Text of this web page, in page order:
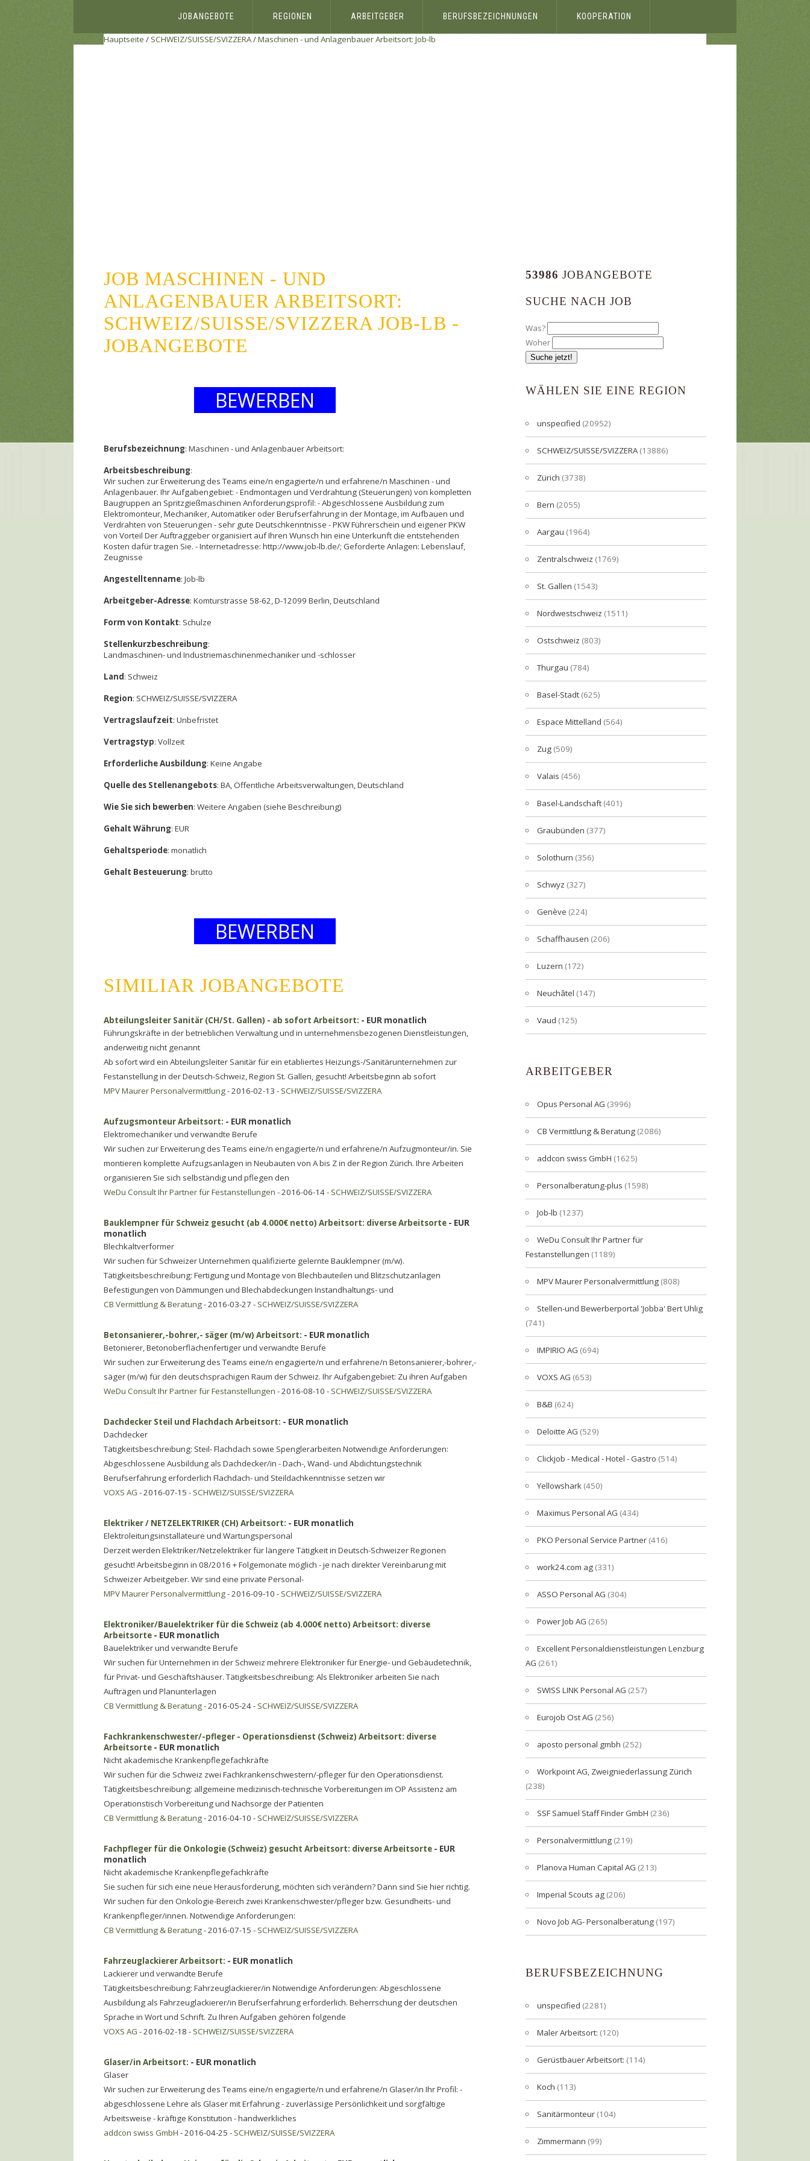
JOBANGEBOTE REGIONEN ARBEITGEBER BERUFSBEZEICHNUNGEN KOOPERATION
Hauptseite / SCHWEIZ/SUISSE/SVIZZERA/Maschinen - und Anlagenbauer Arbeitsort: Job-lb
JOB MASCHINEN - UND
ANLAGENBAUER ARBEITSORT:
SCHWEIZ/SUISSE/SVIZZERA JOB-LB -
JOBANGEBOTE
BEWERBEN
Berufsbezeichnung: Maschinen - und Anlagenbauer Arbeitsort:
Arbeitsbeschreibung:
Wir suchen zur Erweiterung des Teams eine/n engagierte/n und erfahrene/n Maschinen - und
Anlagenbauer. Ihr Aufgabengebiet: - Endmontagen und Verdrahtung (Steuerungen) von kompletten
Baugruppen an Spritzgießmaschinen Anforderungsprofil: - Abgeschlossene Ausbildung zum
Elektromonteur, Mechaniker, Automatiker oder Berufserfahrung in der Montage, im Aufbauen und
Verdrahten von Steuerungen - sehr gute Deutschkenntnisse - PKW Führerschein und eigener PKW
von Vorteil Der Auftraggeber organisiert auf Ihren Wunsch hin eine Unterkunft die entstehenden
Kosten dafür tragen Sie. - Internetadresse: http://www.job-lb.de/; Geforderte Anlagen: Lebenslauf,
Zeugnisse
Angestelltenname: Job-lb
Arbeitgeber-Adresse: Komturstrasse 58-62, D-12099 Berlin, Deutschland
Form von Kontakt: Schulze
Stellenkurzbeschreibung:
Landmaschinen- und Industriemaschinenmechaniker und -schlosser
Land: Schweiz
Region: SCHWEIZ/SUISSE/SVIZZERA
Vertragslaufzeit: Unbefristet
Vertragstyp: Vollzeit
Erforderliche Ausbildung: Keine Angabe
Quelle des Stellenangebots: BA, Öffentliche Arbeitsverwaltungen, Deutschland
Wie Sie sich bewerben: Weitere Angaben (siehe Beschreibung)
Gehalt Währung: EUR
Gehaltsperiode: monatlich
Gehalt Besteuerung: brutto
BEWERBEN
SIMILIAR JOBANGEBOTE
Abteilungsleiter Sanitär (CH/St. Gallen) - ab sofort Arbeitsort: - EUR monatlich
Führungskräfte in der betrieblichen Verwaltung und in unternehmensbezogenen Dienstleistungen,
anderweitig nicht genannt
Ab sofort wird ein Abteilungsleiter Sanitär für ein etabliertes Heizungs-/Sanitärunternehmen zur
Festanstellung in der Deutsch-Schweiz, Region St. Gallen, gesucht! Arbeitsbeginn ab sofort
MPV Maurer Personalvermittlung- 2016-02-13 - SCHWEIZ/SUISSE/SVIZZERA
Aufzugsmonteur Arbeitsort: - EUR monatlich
Elektromechaniker und verwandte Berufe
Wir suchen zur Erweiterung des Teams eine/n engagierte/n und erfahrene/n Aufzugmonteur/in. Sie
montieren komplette Aufzugsanlagen in Neubauten von A bis Z in der Region Zürich. Ihre Arbeiten
organisieren Sie sich selbständig und pflegen den
WeDu Consult Ihr Partner für Festanstellungen - 2016-06-14 - SCHWEIZ/SUISSE/SVIZZERA
Bauklempner für Schweiz gesucht (ab 4.000€ netto) Arbeitsort: diverse Arbeitsorte - EUR
monatlich
Blechkaltverformer
Wir suchen für Schweizer Unternehmen qualifizierte gelernte Bauklempner (m/w).
Tätigkeitsbeschreibung: Fertigung und Montage von Blechbauteilen und Blitzschutzanlagen
Befestigungen von Dämmungen und Blechabdeckungen Instandhaltungs- und
CB Vermittlung & Beratung- 2016-03-27 - SCHWEIZ/SUISSE/SVIZZERA
Betonsanierer,-bohrer,- säger (m/w) Arbeitsort: - EUR monatlich
Betonierer, Betonoberflächenfertiger und verwandte Berufe
Wir suchen zur Erweiterung des Teams eine/n engagierte/n und erfahrene/n Betonsanierer,-bohrer,-
säger (m/w) für den deutschsprachigen Raum der Schweiz. Ihr Aufgabengebiet: Zu ihren Aufgaben
WeDu Consult Ihr Partner für Festanstellungen - 2016-08-10 - SCHWEIZ/SUISSE/SVIZZERA
Dachdecker Steil und Flachdach Arbeitsort: - EUR monatlich
Dachdecker
Tätigkeitsbeschreibung: Steil- Flachdach sowie Spenglerarbeiten Notwendige Anforderungen:
Abgeschlossene Ausbildung als Dachdecker/in - Dach-, Wand- und Abdichtungstechnik
Berufserfahrung erforderlich Flachdach- und Steildachkenntnisse setzen wir
VOXS AG - 2016-07-15 - SCHWEIZ/SUISSE/SVIZZERA
Elektriker / NETZELEKTRIKER (CH) Arbeitsort: - EUR monatlich
Elektroleitungsinstallateure und Wartungspersonal
Derzeit werden Elektriker/Netzelektriker für längere Tätigkeit in Deutsch-Schweizer Regionen
gesucht! Arbeitsbeginn in 08/2016 + Folgemonate möglich - je nach direkter Vereinbarung mit
Schweizer Arbeitgeber. Wir sind eine private Personal-
MPV Maurer Personalvermittlung- 2016-09-10 - SCHWEIZ/SUISSE/SVIZZERA
Elektroniker/Bauelektriker für die Schweiz (ab 4.000€ netto) Arbeitsort: diverse
Arbeitsorte - EUR monatlich
Bauelektriker und verwandte Berufe
Wir suchen für Unternehmen in der Schweiz mehrere Elektroniker für Energie- und Gebäudetechnik,
für Privat- und Geschäftshäuser. Tätigkeitsbeschreibung: Als Elektroniker arbeiten Sie nach
Aufträgen und Planunterlagen
CB Vermittlung & Beratung- 2016-05-24 - SCHWEIZ/SUISSE/SVIZZERA
Fachkrankenschwester/-pfleger - Operationsdienst (Schweiz) Arbeitsort: diverse
Arbeitsorte - EUR monatlich
Nicht akademische Krankenpflegefachkräfte
Wir suchen für die Schweiz zwei Fachkrankenschwestern/-pfleger für den Operationsdienst.
Tätigkeitsbeschreibung: allgemeine medizinisch-technische Vorbereitungen im OP Assistenz am
Operationstisch Vorbereitung und Nachsorge der Patienten
CB Vermittlung & Beratung- 2016-04-10 - SCHWEIZ/SUISSE/SVIZZERA
Fachpfleger für die Onkologie (Schweiz) gesucht Arbeitsort: diverse Arbeitsorte - EUR
monatlich
Nicht akademische Krankenpflegefachkräfte
Sie suchen für sich eine neue Herausforderung, möchten sich verändern? Dann sind Sie hier richtig.
Wir suchen für den Onkologie-Bereich zwei Krankenschwester/pfleger bzw. Gesundheits- und
Krankenpfleger/innen. Notwendige Anforderungen:
CB Vermittlung & Beratung- 2016-07-15 - SCHWEIZ/SUISSE/SVIZZERA
Fahrzeuglackierer Arbeitsort: - EUR monatlich
Lackierer und verwandte Berufe
Tätigkeitsbeschreibung: Fahrzeuglackierer/in Notwendige Anforderungen: Abgeschlossene
Ausbildung als Fahrzeuglackierer/in Berufserfahrung erforderlich. Beherrschung der deutschen
Sprache in Wort und Schrift. Zu Ihren Aufgaben gehören folgende
VOXS AG - 2016-02-18 - SCHWEIZ/SUISSE/SVIZZERA
Glaser/in Arbeitsort: - EUR monatlich
Glaser
Wir suchen zur Erweiterung des Teams eine/n engagierte/n und erfahrene/n Glaser/in Ihr Profil: -
abgeschlossene Lehre als Glaser mit Erfahrung - zuverlässige Persönlichkeit und sorgfältige
Arbeitsweise - kräftige Konstitution - handwerkliches
addcon swiss GmbH - 2016-04-25 - SCHWEIZ/SUISSE/SVIZZERA
53986 JOBANGEBOTE
SUCHE NACH JOB
Was?
Woher
WÄHLEN SIE EINE REGION
unspecified (20952)
SCHWEIZ/SUISSE/SVIZZERA(13886)
Zürich (3738)
Bern (2055)
Aargau (1964)
Zentralschweiz (1769)
St. Gallen (1543)
Nordwestschweiz (1511)
Ostschweiz (803)
Thurgau (784)
Basel-Stadt (625)
Espace Mittelland (564)
Zug (509)
Valais (456)
Basel-Landschaft (401)
Graubünden (377)
Solothurn (356)
Schwyz (327)
Genève (224)
Schaffhausen (206)
Luzern (172)
Neuchâtel (147)
Vaud (125)
ARBEITGEBER
Opus Personal AG (3996)
CB Vermittlung & Beratung (2086)
addcon swiss GmbH (1625)
Personalberatung-plus (1598)
Job-lb (1237)
WeDu Consult Ihr Partner für
Festanstellungen (1189)
MPV Maurer Personalvermittlung (808)
Stellen-und Bewerberportal 'Jobba' Bert Uhlig
(741)
IMPIRIO AG (694)
VOXS AG (653)
B&B (624)
Deloitte AG (529)
Clickjob - Medical - Hotel - Gastro (514)
Yellowshark (450)
Maximus Personal AG (434)
PKO Personal Service Partner (416)
work24.com ag (331)
ASSO Personal AG (304)
Power Job AG (265)
Excellent Personaldienstleistungen Lenzburg
AG (261)
SWISS LINK Personal AG (257)
Eurojob Ost AG (256)
aposto personal gmbh (252)
Workpoint AG, Zweigniederlassung Zürich
(238)
SSF Samuel Staff Finder GmbH (236)
Personalvermittlung (219)
Planova Human Capital AG (213)
Imperial Scouts ag (206)
Novo Job AG- Personalberatung (197)
BERUFSBEZEICHNUNG
unspecified (2281)
Maler Arbeitsort: (120)
Gerüstbauer Arbeitsort: (114)
Koch (113)
Sanitärmonteur (104)
Zimmermann (99)